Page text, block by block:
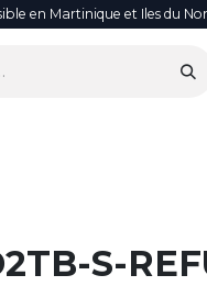
en Martinique et Iles du
S-